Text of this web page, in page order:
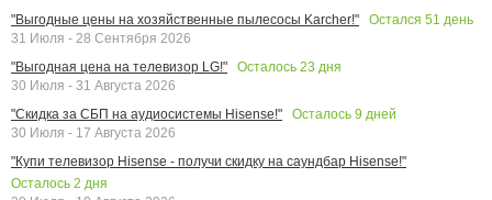
"Выгодные цены на хозяйственные пылесосы Karcher!"
Остался 51 день
31 Июля - 28 Сентября 2026
"Выгодная цена на телевизор LG!"
Осталось 23 дня
30 Июля - 31 Августа 2026
"Скидка за СБП на аудиосистемы Hisense!"
Осталось 9 дней
30 Июля - 17 Августа 2026
"Купи телевизор Hisense - получи скидку на саундбар Hisense!"
Осталось 2 дня